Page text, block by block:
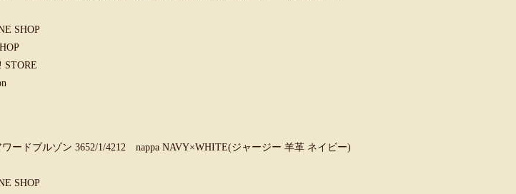
SHOP
STORE
ワードブルゾン 3652/1/4212 nappa NAVY×WHITE(ジャージー 羊革 ネイビー)
SHOP
ンダル